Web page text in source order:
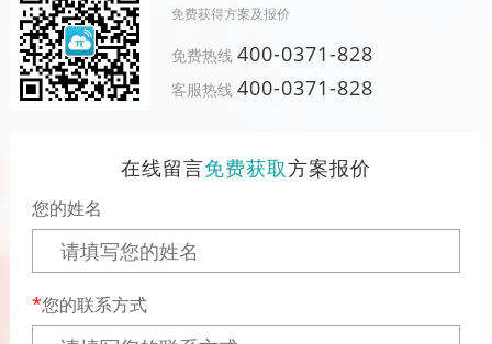
免费获得方案及报价
免费热线 400-0371-828
客服热线 400-0371-828
在线留言免费获取方案报价
您的姓名
您的联系方式